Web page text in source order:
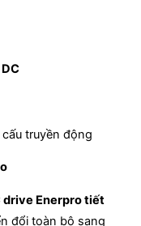
truyền động
Enerpro tiết
đổi toàn bộ sang